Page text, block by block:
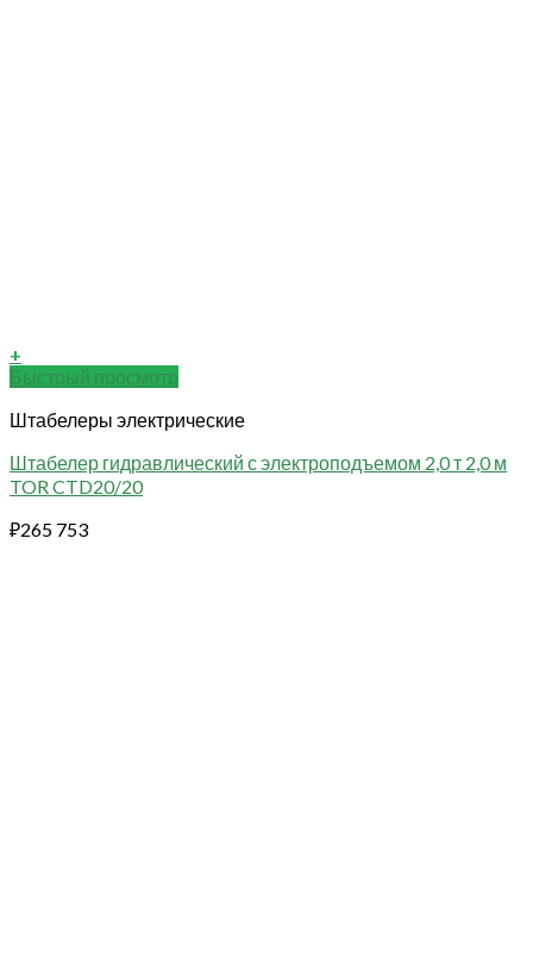
+
Быстрый просмотр
Штабелеры электрические
Штабелер гидравлический с электроподъемом 2,0 т 2,0 м
TOR CTD20/20
₽265 753